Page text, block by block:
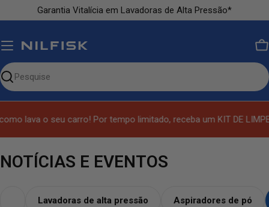
para
conteúdo
Garantia Vitalícia em Lavadoras de Alta Pressão*
Pesquise
o seu carro! Por tempo limitado, receba um KIT DE LIMPEZA
N
NOTÍCIAS E EVENTOS
Lavadoras de alta pressão Aspiradores de pó